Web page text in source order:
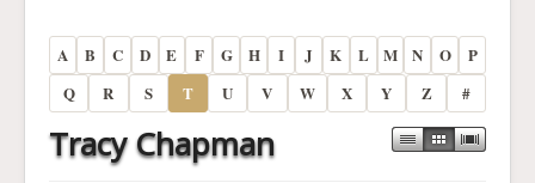
A B C D E F G H I J K L M N O
P
Q
R S T U V W X Y Z #
Tracy Chapman